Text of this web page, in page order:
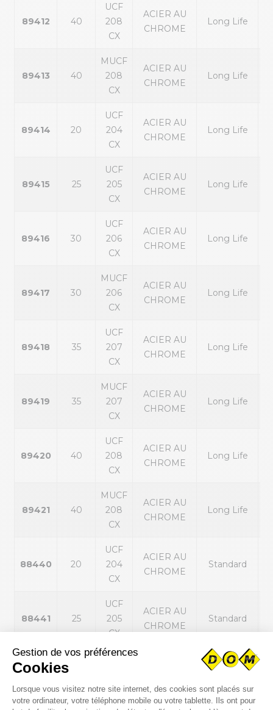
89412 40
UCF
208
CX
ACIER AU
CHROME
Long Life
89413 40
MUCF
208
CX
ACIER AU
CHROME
Long Life
89414 20
UCF
204
CX
ACIER AU
CHROME
Long Life
89415 25
UCF
205
CX
ACIER AU
CHROME
Long Life
89416 30
UCF
206
CX
ACIER AU
CHROME
Long Life
89417 30
MUCF
206
CX
ACIER AU
CHROME
Long Life
89418 35
UCF
207
CX
ACIER AU
CHROME
Long Life
89419 35
MUCF
207
CX
ACIER AU
CHROME
Long Life
89420 40
UCF
208
CX
ACIER AU
CHROME
Long Life
89421 40
MUCF
208
CX
ACIER AU
CHROME
Long Life
88440 20
UCF
204
CX
ACIER AU
CHROME
Standard
88441 25
UCF
205
CX
ACIER AU
CHROME
Standard
88442
UCF
CX
Standard